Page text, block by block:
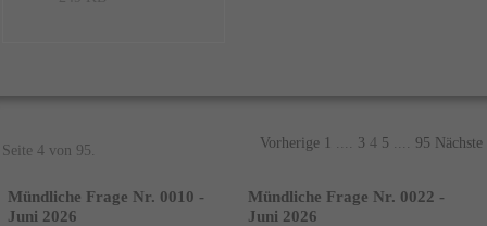
Seite 4 von 95. Vorherige 1 3 4 5 95 Nächste
Mündliche Frage Nr. 0010 -
Juni 2026
Mündliche Frage Nr. 0022 -
Juni 2026